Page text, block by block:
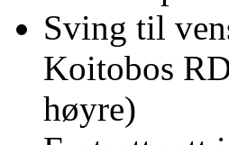
Sving til
Koitobos
høyre)